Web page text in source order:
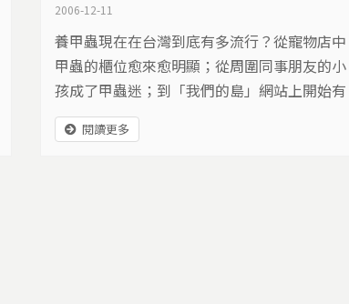
2006-12-11
養甲蟲現在在台灣到底有多流行？從寵物店中
甲蟲的櫃位愈來愈明顯；從周圍同事朋友的小
孩成了甲蟲迷；到「我們的島」網站上開始有
人憂心忡忡地對此現象提出提醒，我們決定深
入去了解台灣甲蟲飼養的風潮，以及我們對此
閱讀更多